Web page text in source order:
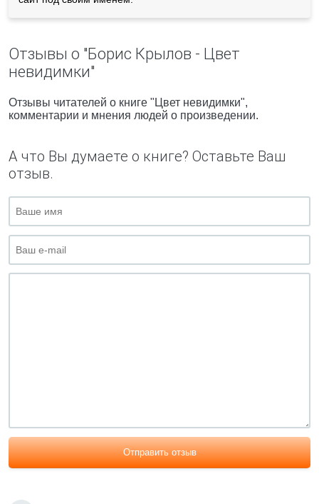
Отзывы о "Борис Крылов - Цвет
невидимки"
Отзывы читателей о книге "Цвет невидимки",
комментарии и мнения людей о произведении.
А что Вы думаете о книге? Оставьте Ваш
отзыв.
Отправить отзыв